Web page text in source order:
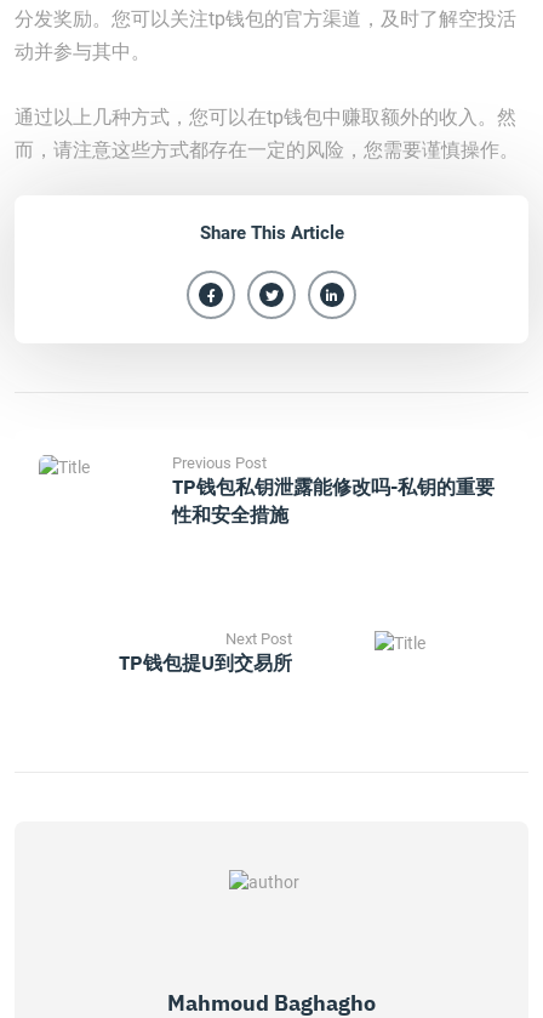
分发奖励。您可以关注tp钱包的官方渠道，及时了解空投活
动并参与其中。
通过以上几种方式，您可以在tp钱包中赚取额外的收入。然
而，请注意这些方式都存在一定的风险，您需要谨慎操作。
Share This Article
Previous Post
TP钱包私钥泄露能修改吗-私钥的重要
性和安全措施
Next Post
TP钱包提u到交易所
Mahmoud Baghagho